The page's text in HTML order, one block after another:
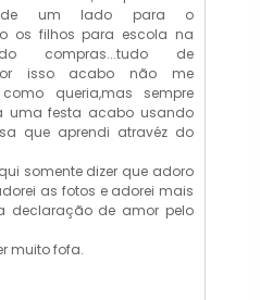
de um lado para o
os filhos para escola na
compras...tudo de
isso acabo não me
queria,mas sempre
uma festa acabo usando
que aprendi atravéz do
somente dizer que adoro
as fotos e adorei mais
declaração de amor pelo
muito fofa.